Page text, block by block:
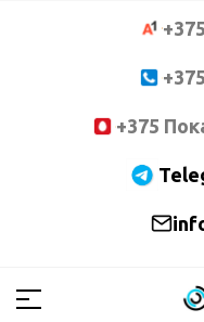
+375